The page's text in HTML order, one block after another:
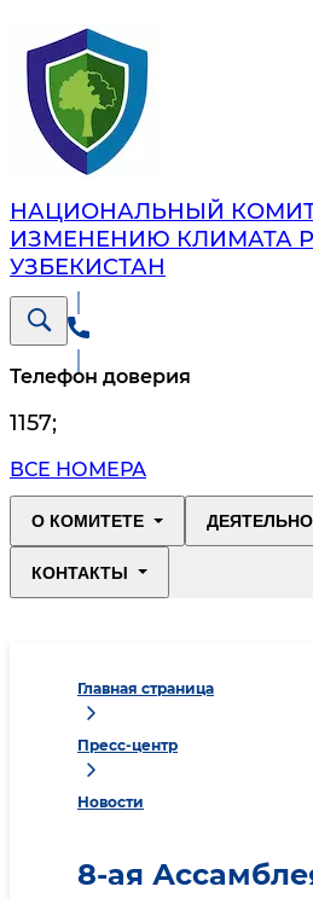
НАЦИОНАЛЬНЫЙ
ИЗМЕНЕНИЮ КЛИМАТА
УЗБЕКИСТАН
Телефон доверия
1157;
ВСЕ НОМЕРА
О КОМИТЕТЕ
КОНТАКТЫ
Главная страница
Пресс-центр
Новости
8-ая